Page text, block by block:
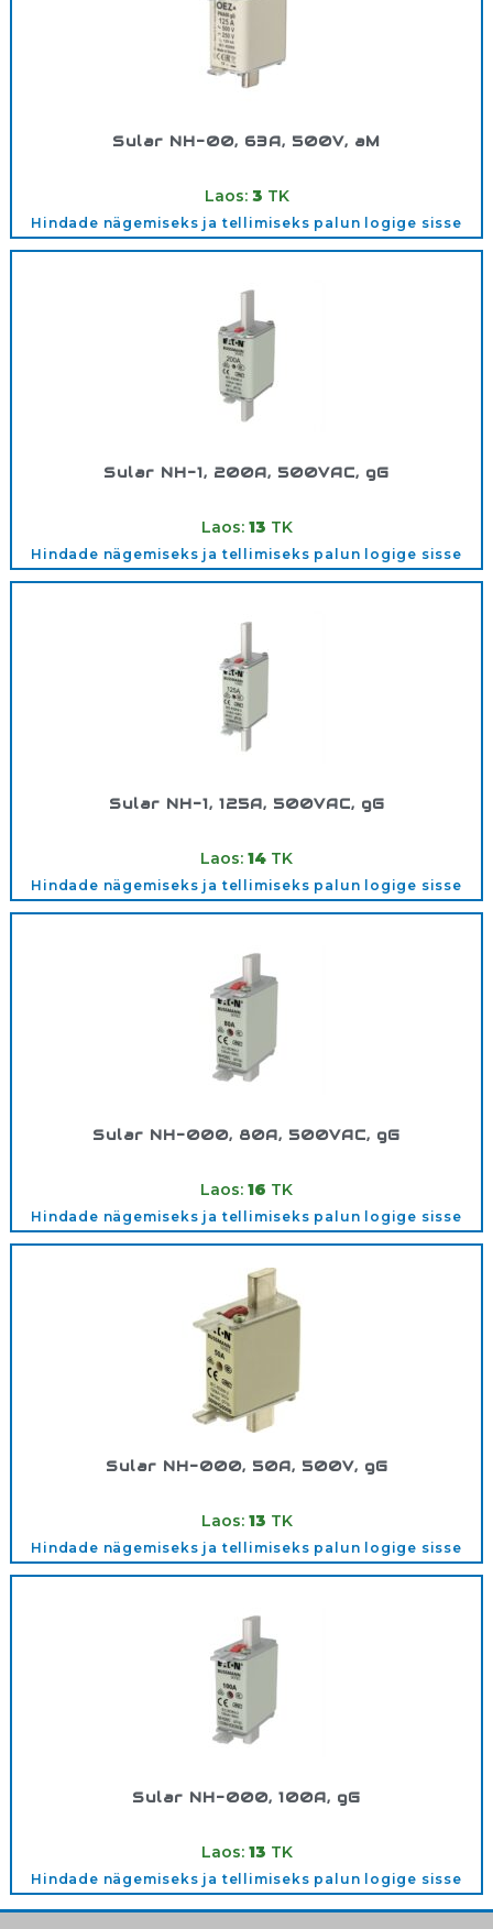
Sular NH-00, 63A, 500V, aM
Laos: 3 TK
Hindade nägemiseks ja tellimiseks palun logige sisse
Sular NH-1, 200A, 500VAC, gG
Laos: 13 TK
Hindade nägemiseks ja tellimiseks palun logige sisse
Sular NH-1, 125A, 500VAC, gG
Laos: 14 TK
Hindade nägemiseks ja tellimiseks palun logige sisse
Sular NH-000, 80A, 500VAC, gG
Laos: 16 TK
Hindade nägemiseks ja tellimiseks palun logige sisse
Sular NH-000, 50A, 500V, gG
Laos: 13 TK
Hindade nägemiseks ja tellimiseks palun logige sisse
Sular NH-000, 100A, gG
Laos: 13 TK
Hindade nägemiseks ja tellimiseks palun logige sisse